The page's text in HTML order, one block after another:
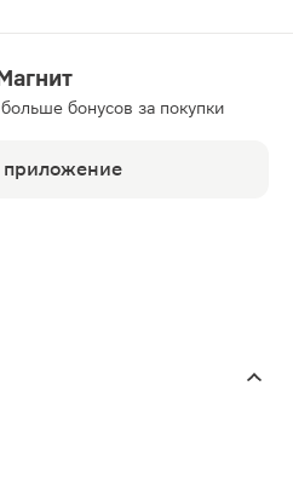
бонусов за покупки
приложение